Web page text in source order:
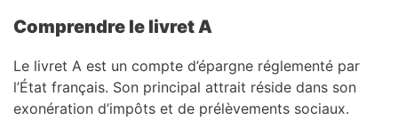
Comprendre le livret A
Le livret A est un compte d’épargne réglementé par
l’État français. Son principal attrait réside dans son
exonération d’impôts et de prélèvements sociaux.